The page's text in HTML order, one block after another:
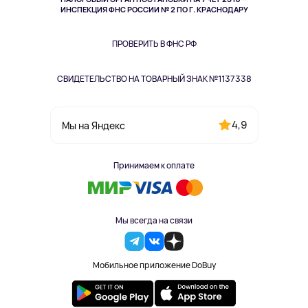
ИНСПЕКЦИЯ ФНС РОССИИ № 2 ПО Г. КРАСНОДАРУ
ПРОВЕРИТЬ В ФНС РФ
СВИДЕТЕЛЬСТВО НА ТОВАРНЫЙ ЗНАК №1137338
Мы на Яндекс 4,9
Принимаем к оплате
Мы всегда на связи
Мобильное приложение DoBuy
Здоровье питомцев
Одежда и аксессуары